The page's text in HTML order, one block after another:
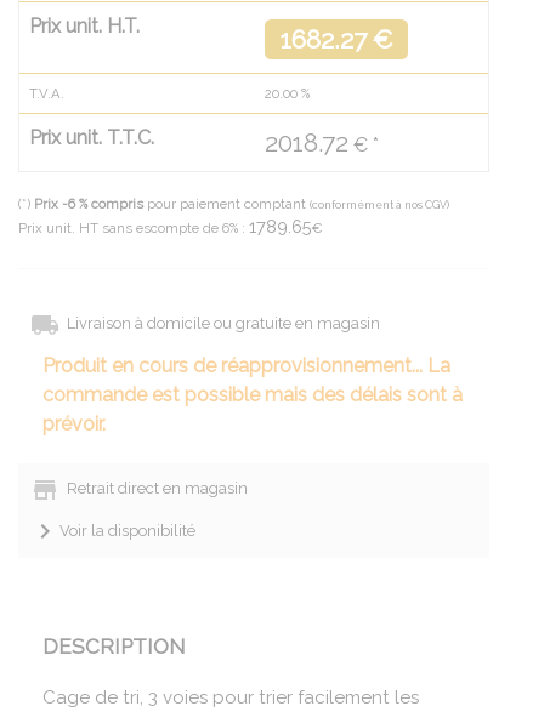
Prix unit. H.T. 1682.27 €
T.V.A. 20.00 %
Prix unit. T.T.C. 2018.72 € *
(*) Prix -6 % compris pour paiement comptant (conformément à nos CGV)
Prix unit. HT sans escompte de 6% : 1789.65€
Livraison à domicile ou gratuite en magasin
Produit en cours de réapprovisionnement... La
commande est possible mais des délais sont à
prévoir.
Retrait direct en magasin
Voir la disponibilité
DESCRIPTION
Cage de tri, 3 voies pour trier facilement les